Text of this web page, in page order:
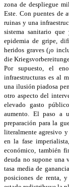
zona de despliegue
Este. Con puentes de
ruinas y una
sistema sanitario
epidemia de gripe,
heridos graves (¡o
die
Por supuesto, el
infraestructuras es al
una ilusión piadosa
otro aspecto del
elevado gasto
aumento. El paso a
preparación para la
literalmente agresivo
en la fase
económico, también
deuda no supone una
tasa media de
posiciones de renta,